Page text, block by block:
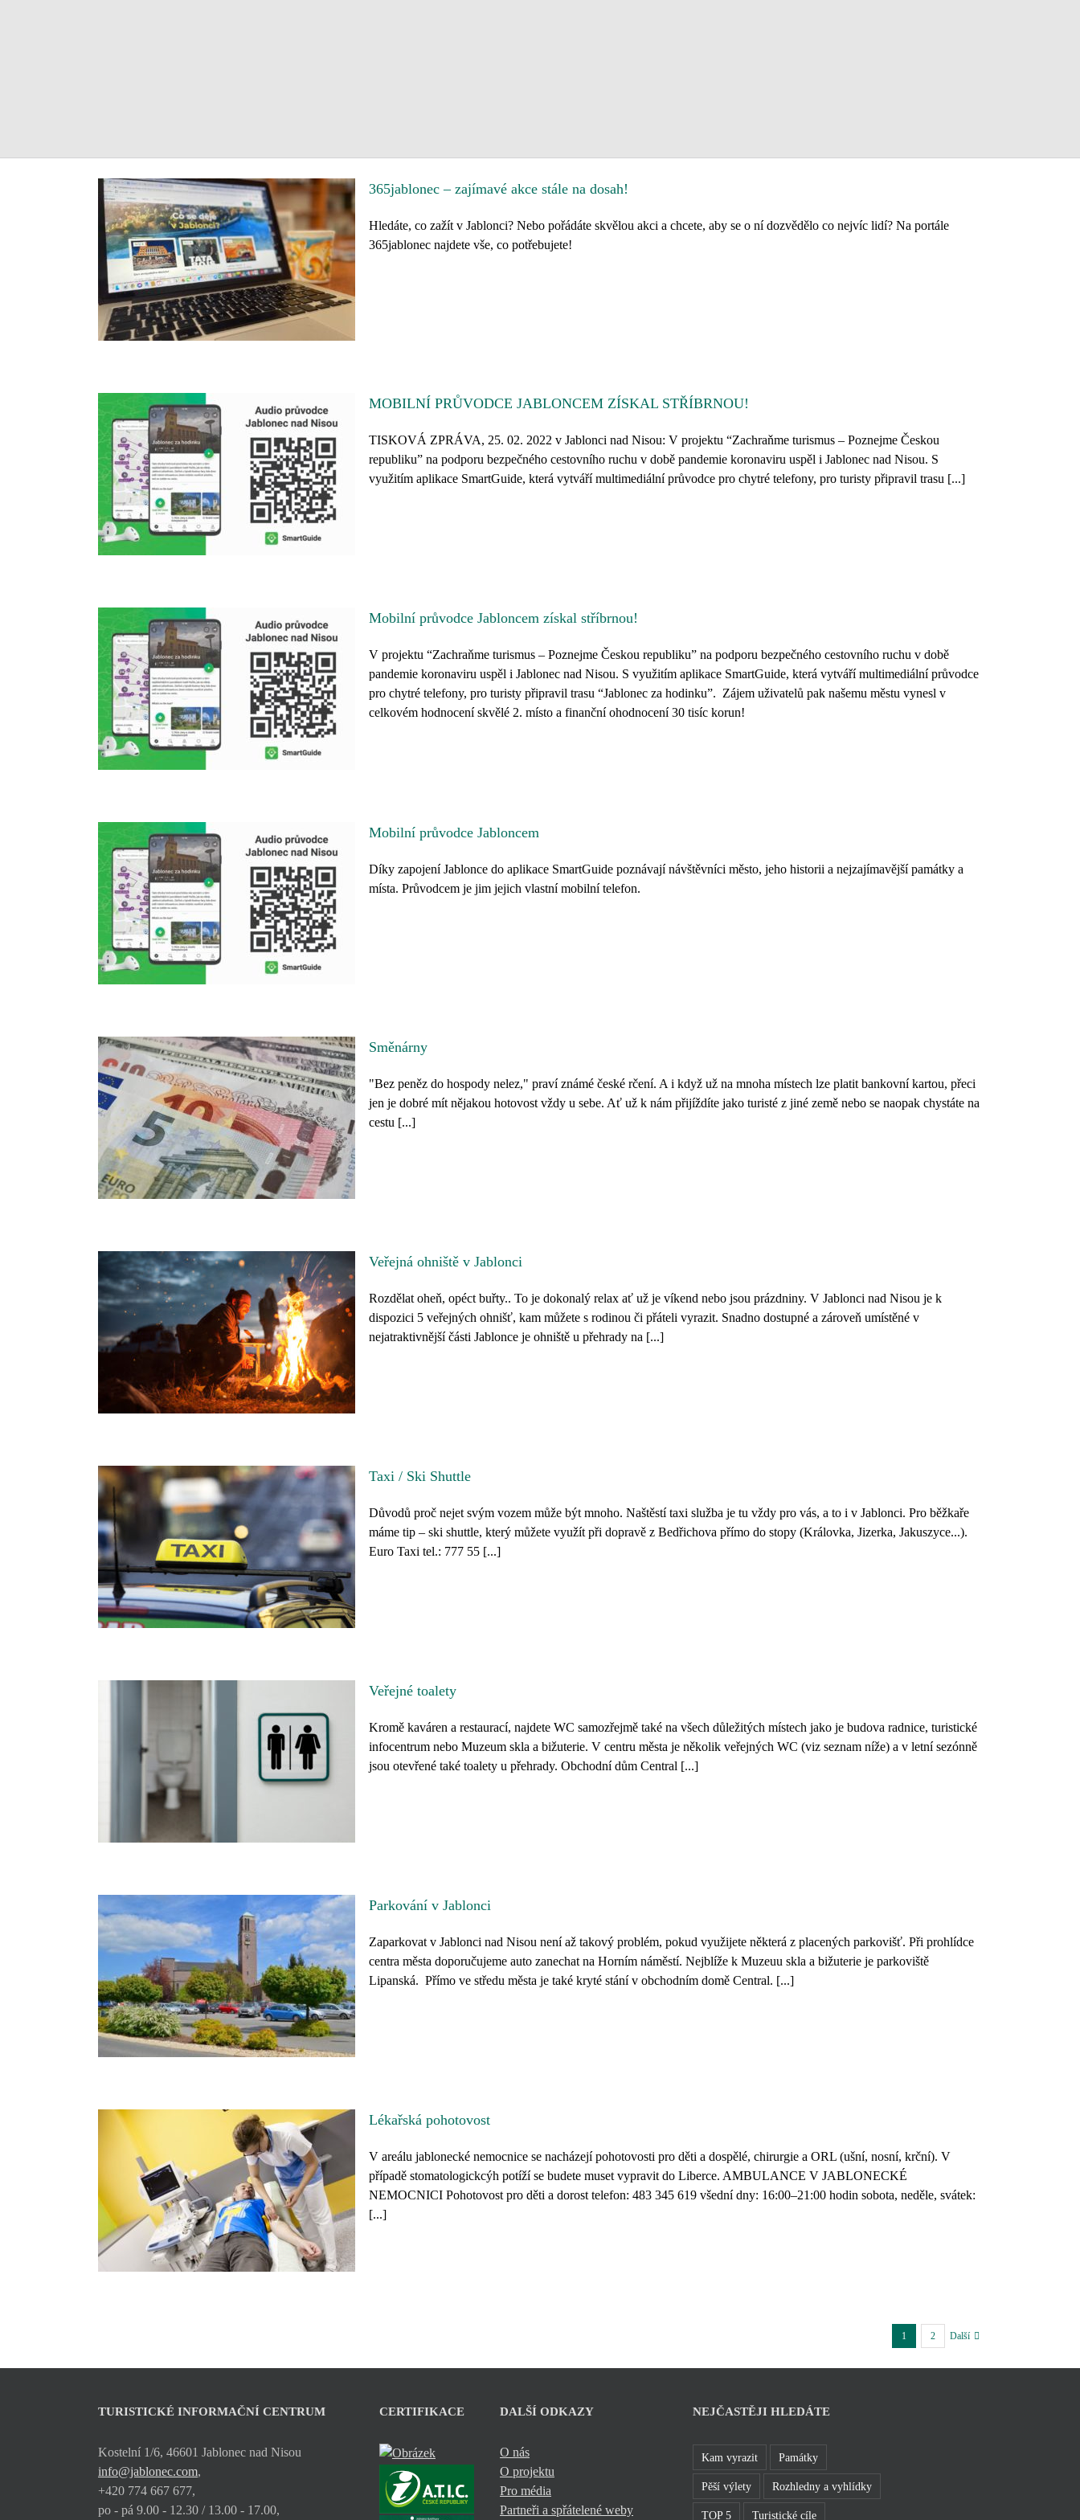
365jablonec – zajímavé akce stále na dosah!
Hledáte, co zažít v Jablonci? Nebo pořádáte skvělou akci a chcete, aby se o ní dozvědělo co nejvíc lidí? Na portále
365jablonec najdete vše, co potřebujete!
MOBILNÍ PRŮVODCE JABLONCEM ZÍSKAL STŘÍBRNOU!
TISKOVÁ ZPRÁVA, 25. 02. 2022 v Jablonci nad Nisou: V projektu “Zachraňme turismus – Poznejme Českou
republiku” na podporu bezpečného cestovního ruchu v době pandemie koronaviru uspěl i Jablonec nad Nisou. S
využitím aplikace SmartGuide, která vytváří multimediální průvodce pro chytré telefony, pro turisty připravil trasu [...]
Mobilní průvodce Jabloncem získal stříbrnou!
V projektu “Zachraňme turismus – Poznejme Českou republiku” na podporu bezpečného cestovního ruchu v době
pandemie koronaviru uspěl i Jablonec nad Nisou. S využitím aplikace SmartGuide, která vytváří multimediální průvodce
pro chytré telefony, pro turisty připravil trasu “Jablonec za hodinku”. Zájem uživatelů pak našemu městu vynesl v
celkovém hodnocení skvělé 2. místo a finanční ohodnocení 30 tisíc korun!
Mobilní průvodce Jabloncem
Díky zapojení Jablonce do aplikace SmartGuide poznávají návštěvníci město, jeho historii a nejzajímavější památky a
místa. Průvodcem je jim jejich vlastní mobilní telefon.
Směnárny
"Bez peněz do hospody nelez," praví známé české rčení. A i když už na mnoha místech lze platit bankovní kartou, přeci
jen je dobré mít nějakou hotovost vždy u sebe. Ať už k nám přijíždíte jako turisté z jiné země nebo se naopak chystáte na
cestu [...]
Veřejná ohniště v Jablonci
Rozdělat oheň, opéct buřty.. To je dokonalý relax ať už je víkend nebo jsou prázdniny. V Jablonci nad Nisou je k
dispozici 5 veřejných ohnišť, kam můžete s rodinou či přáteli vyrazit. Snadno dostupné a zároveň umístěné v
nejatraktivnější části Jablonce je ohniště u přehrady na [...]
Taxi / Ski Shuttle
Důvodů proč nejet svým vozem může být mnoho. Naštěstí taxi služba je tu vždy pro vás, a to i v Jablonci. Pro běžkaře
máme tip – ski shuttle, který můžete využít při dopravě z Bedřichova přímo do stopy (Královka, Jizerka, Jakuszyce...).
Euro Taxi tel.: 777 55 [...]
Veřejné toalety
Kromě kaváren a restaurací, najdete WC samozřejmě také na všech důležitých místech jako je budova radnice, turistické
infocentrum nebo Muzeum skla a bižuterie. V centru města je několik veřejných WC (viz seznam níže) a v letní sezónně
jsou otevřené také toalety u přehrady. Obchodní dům Central [...]
Parkování v Jablonci
Zaparkovat v Jablonci nad Nisou není až takový problém, pokud využijete některá z placených parkovišť. Při prohlídce
centra města doporučujeme auto zanechat na Horním náměstí. Nejblíže k Muzeuu skla a bižuterie je parkoviště
Lipanská. Přímo ve středu města je také kryté stání v obchodním domě Central. [...]
Lékařská pohotovost
V areálu jablonecké nemocnice se nacházejí pohotovosti pro děti a dospělé, chirurgie a ORL (ušní, nosní, krční). V
případě stomatologickcýh potíží se budete muset vypravit do Liberce. AMBULANCE V JABLONECKÉ
NEMOCNICI Pohotovost pro děti a dorost telefon: 483 345 619 všední dny: 16:00–21:00 hodin sobota, neděle, svátek:
[...]
1 2 Další
TURISTICKÉ INFORMAČNÍ CENTRUM
Kostelní 1/6, 46601 Jablonec nad Nisou
info@jablonec.com,
+420 774 667 677,
po - pá 9.00 - 12.30 / 13.00 - 17.00,
CERTIFIKACE DALŠÍ ODKAZY
O nás
O projektu
Pro média
Partneři a spřátelené weby
NEJČASTĚJI HLEDÁTE
Kam vyrazit Památky
Pěší výlety Rozhledny a vyhlídky
TOP 5 Turistické cíle